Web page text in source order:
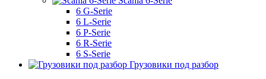
6 G-Serie
6 L-Serie
6 P-Serie
6 R-Serie
6 S-Serie
Грузовики под разбор